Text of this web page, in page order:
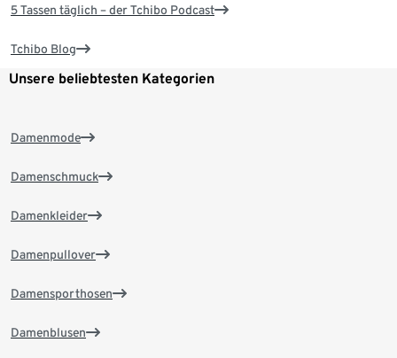
5 Tassen täglich – der Tchibo Podcast
Tchibo Blog
Unsere beliebtesten Kategorien
Damenmode
Damenschmuck
Damenkleider
Damenpullover
Damensporthosen
Damenblusen